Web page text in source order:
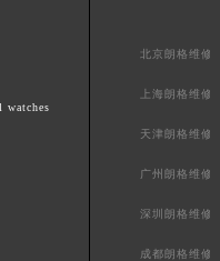
watches
北京朗格维修
上海朗格维修
天津朗格维修
广州朗格维修
深圳朗格维修
成都朗格维修